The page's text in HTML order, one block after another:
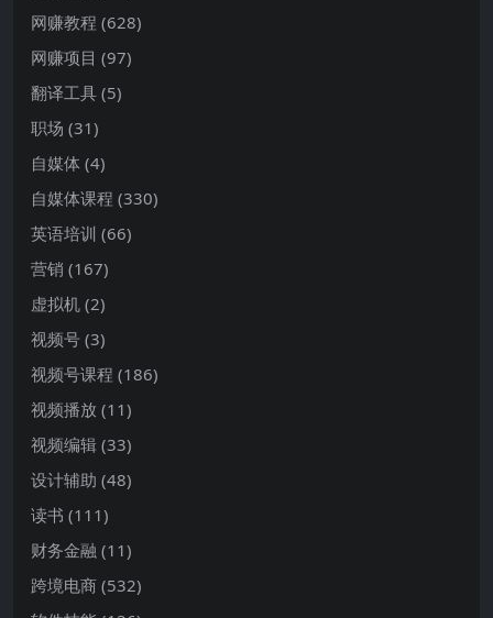
网赚教程 (628)
网赚项目 (97)
翻译工具 (5)
职场 (31)
自媒体 (4)
自媒体课程 (330)
英语培训 (66)
营销 (167)
虚拟机 (2)
视频号 (3)
视频号课程 (186)
视频播放 (11)
视频编辑 (33)
设计辅助 (48)
读书 (111)
财务金融 (11)
跨境电商 (532)